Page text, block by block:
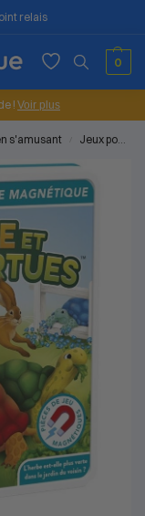
relais
0
! Voir plus
s'amusant Jeux pour les petits (2 à 4 ans)